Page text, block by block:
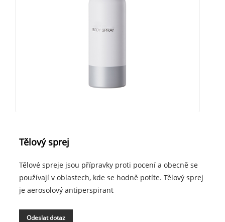
Tělový sprej
Tělové spreje jsou přípravky proti pocení a obecně se
používají v oblastech, kde se hodně potíte. Tělový sprej
je aerosolový antiperspirant
Odeslat dotaz